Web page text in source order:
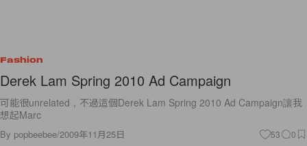
Fashion
Derek Lam Spring 2010 Ad Campaign
可能很unrelated，不過這個Derek Lam Spring 2010 Ad Campaign讓我
想起Marc
By popbeebee/2009年11月25日 53 0